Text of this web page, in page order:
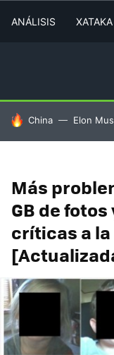
ANÁLISIS
HOY SE HABLA DE
China Elon
Más
GB de
críticas a